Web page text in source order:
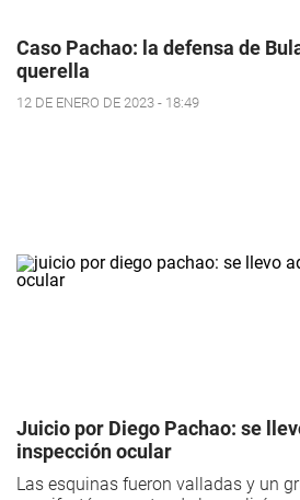
Caso Pachao: la defensa de
querella
12 DE ENERO DE 2023 - 18:49
Juicio por Diego Pachao: se
inspección ocular
Las esquinas fueron valladas y un